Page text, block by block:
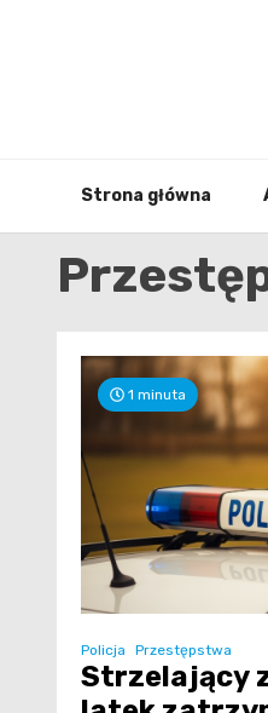
Strona główna
1 minuta
Policja Przestępstwa
Strzelający